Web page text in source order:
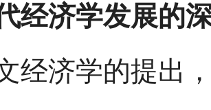
经济学发展的
济学的提出，